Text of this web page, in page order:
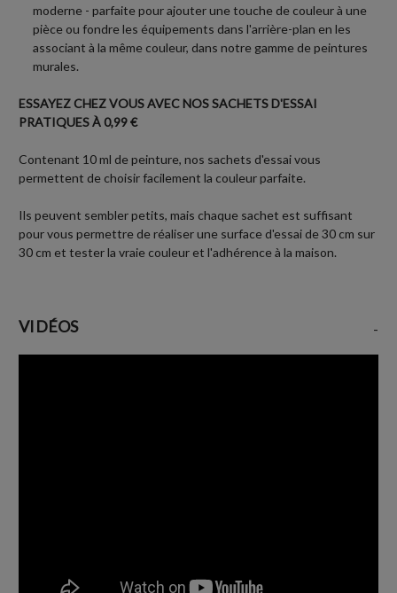
moderne - parfaite pour ajouter une touche de couleur à une
pièce ou fondre les équipements dans l'arrière-plan en les
associant à la même couleur, dans notre gamme de peintures
murales.
ESSAYEZ CHEZ VOUS AVEC NOS SACHETS D'ESSAI
PRATIQUES À 0,99 €
Contenant 10 ml de peinture, nos sachets d'essai vous
permettent de choisir facilement la couleur parfaite.
Ils peuvent sembler petits, mais chaque sachet est suffisant
pour vous permettre de réaliser une surface d'essai de 30 cm sur
30 cm et tester la vraie couleur et l'adhérence à la maison.
VIDÉOS -